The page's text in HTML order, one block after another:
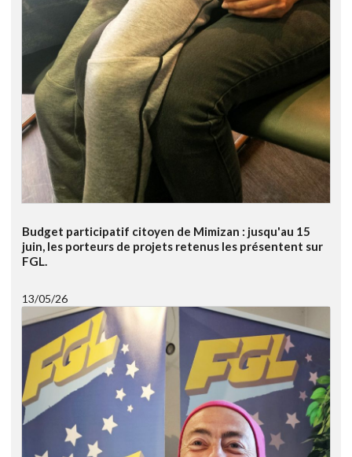
Budget participatif citoyen de Mimizan : jusqu'au 15
juin, les porteurs de projets retenus les présentent sur
FGL.
13/05/26